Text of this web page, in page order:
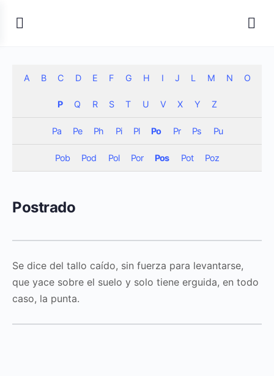
A B C D E F G H I J L M N O
P Q R S T U V X Y Z
Pa Pe Ph Pi Pl Po Pr Ps Pu
Pob Pod Pol Por Pos Pot Poz
Postrado
Se dice del tallo caído, sin fuerza para levantarse,
que yace sobre el suelo y solo tiene erguida, en todo
caso, la punta.